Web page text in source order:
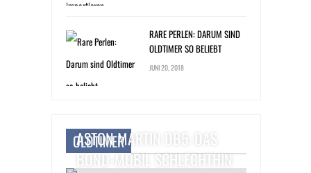
RARE PERLEN: DARUM SIND
OLDTIMER SO BELIEBT
JUNI 20, 2018
OLDTIMER
ASTON MARTIN DB5: DAS
BOND-MOBIL SCHLECHTHIN